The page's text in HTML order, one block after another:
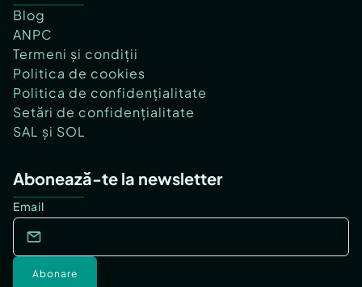
Blog
ANPC
Termeni și condiții
Politica de cookies
Politica de confidențialitate
Setări de confidențialitate
SAL și SOL
Abonează-te la newsletter
Email
Abonare